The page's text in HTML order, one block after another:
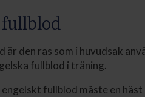
fullblod
är den ras som i huvudsak
fullblod i träning.
fullblod måste en